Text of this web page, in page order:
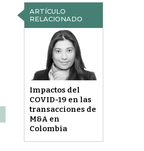
ARTÍCULO
RELACIONADO
Impactos del
COVID-19 en las
transacciones de
M&A en
Colombia